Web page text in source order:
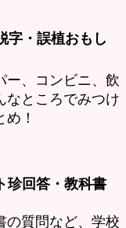
字・誤植おもし
ー、コンビニ、飲
なところでみつけ
！
珍回答・教科書
の質問など、学校